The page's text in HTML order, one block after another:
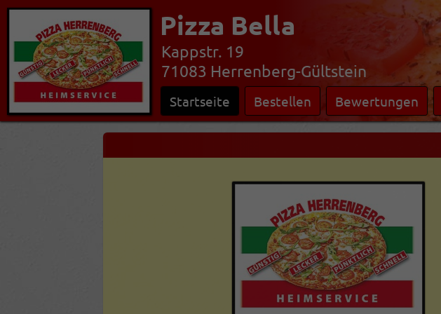
Pizza Bella
Kappstr. 19
71083 Herrenberg-Gültstein
Startseite Bestellen Bewertungen